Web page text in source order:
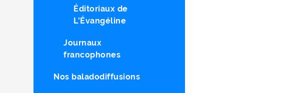
Éditoriaux de
L'Évangéline
Journaux
francophones
Nos baladodiffusions